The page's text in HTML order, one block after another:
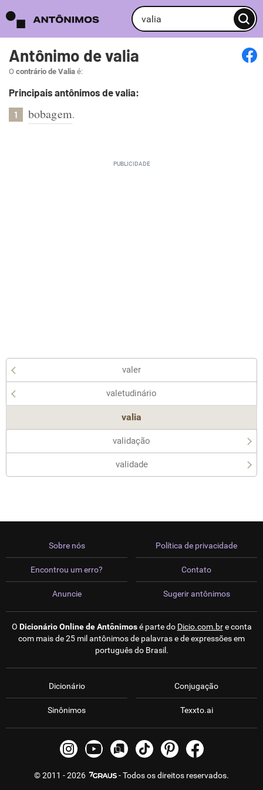
Antônimo de valia
O contrário de Valia é:
Principais antônimos de valia:
1 bobagem.
valer
valetudinário
valia
validação
validade
Sobre nós
Encontrou um erro?
Anuncie
Política de privacidade
Contato
Sugerir antônimos
O Dicionário Online de Antônimosé parte do Dicio.com.bre conta
com mais de 25 mil antônimos de palavras e de expressões em
português do Brasil.
Dicionário
Sinônimos
Conjugação
Texxto.ai
© 2011 - 2026 - Todos os direitos reservados.